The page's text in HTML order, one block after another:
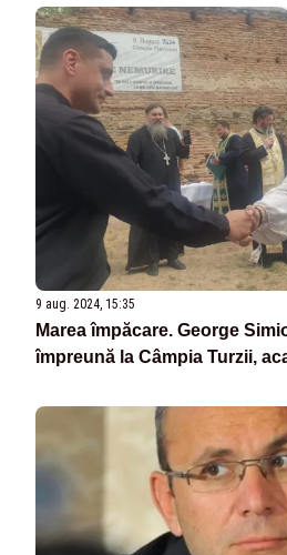
9 aug. 2024, 15:35
Marea împăcare. George
împreună la Câmpia Turzii,